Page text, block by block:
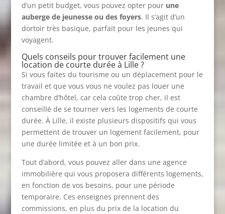
d’un petit budget, vous pouvez opter pourune
auberge de jeunesse ou des foyers. Il s’agit d’un
dortoir très basique, parfait pour les jeunes qui
voyagent.
Quels conseils pour trouver facilement une
location de courte durée à Lille ?
Si vous faites du tourisme ou un déplacement pour le
travail et que vous vous ne voulez pas louer une
chambre d’hôtel, car cela coûte trop cher, il est
conseillé de se tourner vers les logements de courte
durée. À Lille, il existe plusieurs dispositifs qui vous
permettent de trouver un logement facilement, pour
une durée limitée et à un bon prix.
Tout d’abord, vous pouvez aller dans une agence
immobilière qui vous proposera différents logements,
en fonction de vos besoins, pour une période
temporaire. Ces enseignes prennent des
commissions, en plus du prix de la location du